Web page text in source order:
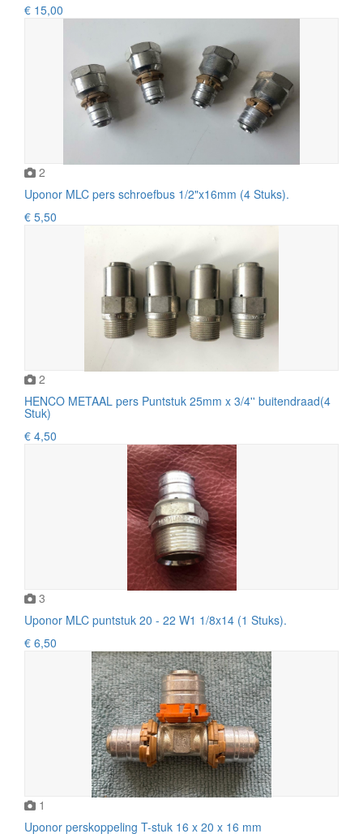
€ 15,00
2
Uponor MLC pers schroefbus 1/2"x16mm (4 Stuks).
€ 5,50
2
HENCO METAAL pers Puntstuk 25mm x 3/4'' buitendraad(4
Stuk)
€ 4,50
3
Uponor MLC puntstuk 20 - 22 W1 1/8x14 (1 Stuks).
€ 6,50
1
Uponor perskoppeling T-stuk 16 x 20 x 16 mm